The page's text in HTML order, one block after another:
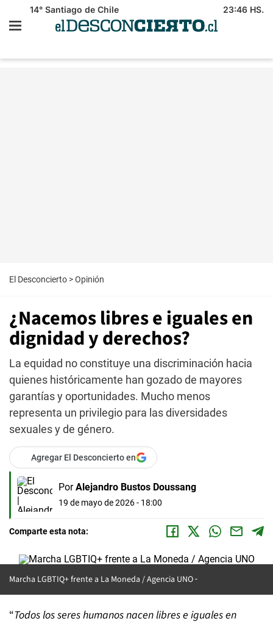
14° Santiago de Chile 23:46 HS.
El Desconcierto >Opinión
¿Nacemos libres e iguales en
dignidad y derechos?
La equidad no constituye una discriminación hacia
quienes históricamente han gozado de mayores
garantías y oportunidades. Mucho menos
representa un privilegio para las diversidades
sexuales y de género.
Agregar El Desconcierto en
Por Alejandro Bustos Doussang
19 de mayo de 2026 - 18:00
Comparte esta nota:
Marcha LGBTIQ+ frente a La Moneda / Agencia UNO
“Todos los seres humanos nacen libres e iguales en